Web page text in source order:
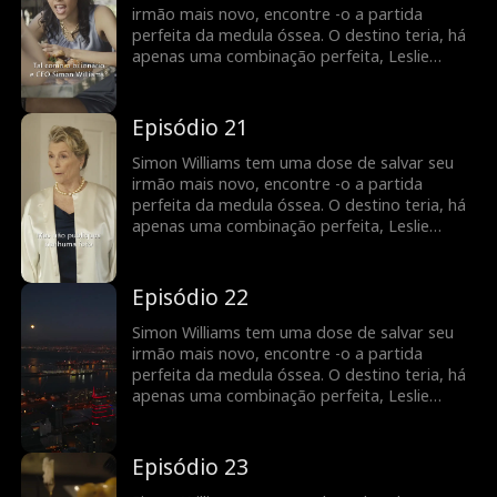
Leslie descobre ... Simon é realmente o
herdeiro de uma empresa de bilhões de
dólares e não o Joe médio que ele se faz?
irmão mais novo, encontre -o a partida
perfeita da medula óssea. O destino teria, há
apenas uma combinação perfeita, Leslie
possa ficar nos Estados Unidos. Leslie precisa
de um green card, e Simon precisa de sua
medula óssea. Mas o que acontece quando
Leslie descobre ... Simon é realmente o
herdeiro de uma empresa de bilhões de
dólares e não o Joe médio que ele se faz?
Episódio 21
Simon Williams tem uma dose de salvar seu
irmão mais novo, encontre -o a partida
perfeita da medula óssea. O destino teria, há
apenas uma combinação perfeita, Leslie
possa ficar nos Estados Unidos. Leslie precisa
de um green card, e Simon precisa de sua
medula óssea. Mas o que acontece quando
Leslie descobre ... Simon é realmente o
herdeiro de uma empresa de bilhões de
dólares e não o Joe médio que ele se faz?
Episódio 22
Simon Williams tem uma dose de salvar seu
irmão mais novo, encontre -o a partida
perfeita da medula óssea. O destino teria, há
apenas uma combinação perfeita, Leslie
possa ficar nos Estados Unidos. Leslie precisa
de um green card, e Simon precisa de sua
Episódio 23